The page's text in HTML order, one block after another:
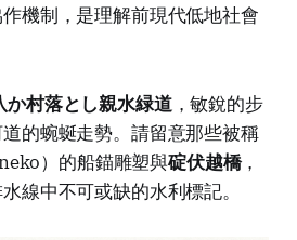
機制，是理解前現代低地社會
か村落とし親水緑道，敏銳的步
的蜿蜒走勢。請留意那些被稱
）的船錨雕塑與碇伏越橋，
線中不可或缺的水利標記。